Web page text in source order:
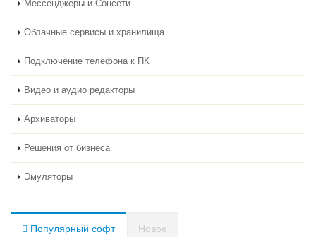
Мессенджеры и Соцсети
Облачные сервисы и хранилища
Подключение телефона к ПК
Видео и аудио редакторы
Архиваторы
Решения от бизнеса
Эмуляторы
Популярный софт Новое